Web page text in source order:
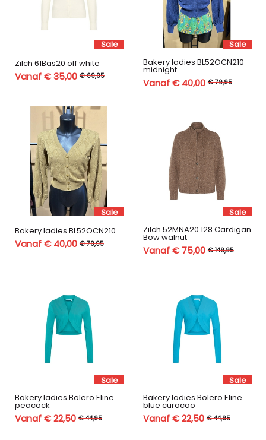
Sale
Zilch 61Bas20 off white
Vanaf € 35,00 € 69,95
Sale
Bakery ladies BL52OCN210
midnight
Vanaf € 40,00 € 79,95
Sale
Bakery ladies BL52OCN210
Vanaf € 40,00 € 79,95
Sale
Zilch 52MNA20.128 Cardigan
Bow walnut
Vanaf € 75,00 € 149,95
Sale
Bakery ladies Bolero Eline
peacock
Vanaf € 22,50 € 44,95
Sale
Bakery ladies Bolero Eline
blue curacao
Vanaf € 22,50 € 44,95